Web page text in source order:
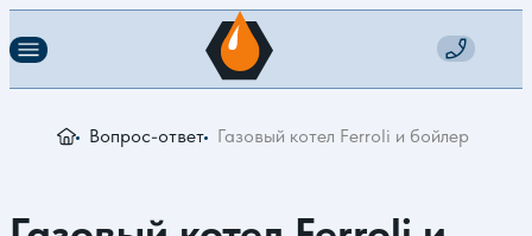
Вопрос-ответ Газовый котел Ferroli и бойлер на